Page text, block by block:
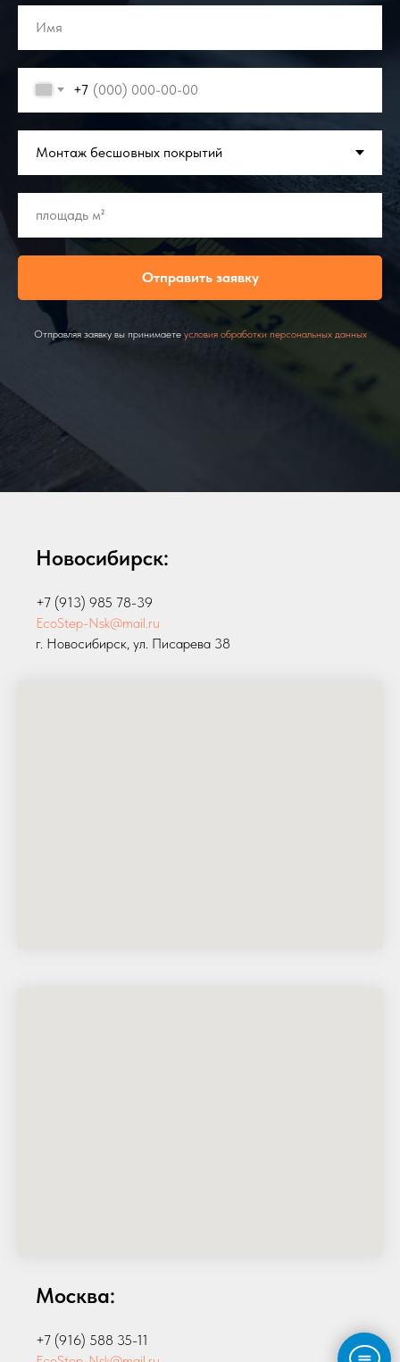
+7
Отправить заявку
Отправляя заявку вы принимаете условия обработки персональных данных
Новосибирск:
+7 (913) 985 78-39
EcoStep-Nsk@mail.ru
г. Новосибирск, ул. Писарева 38
Москва:
+7 (916) 588 35-11